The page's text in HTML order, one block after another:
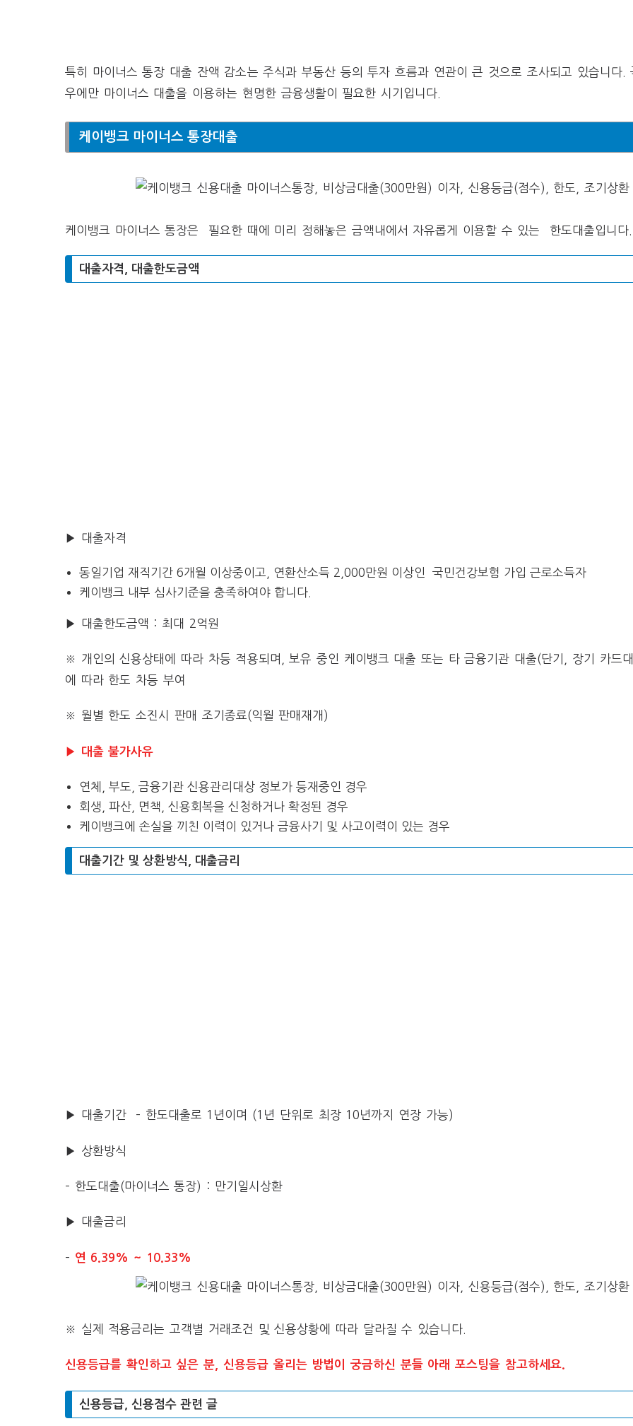
특히 마이너스 통장 대출 잔액 감소는 주식과 부동산 등의 투자 흐름과 연관이 큰 것으로 조사되고 있습니다.
우에만 마이너스 대출을 이용하는 현명한 금융생활이 필요한 시기입니다.
케이뱅크 마이너스 통장대출
케이뱅크 마이너스 통장은 필요한 때에 미리 정해놓은 금액내에서 자유롭게 이용할 수 있는 한도대출입니다.
대출자격, 대출한도금액
▶ 대출자격
동일기업 재직기간 6개월 이상중이고, 연환산소득 2,000만원 이상인 국민건강보험 가입 근로소득자
케이뱅크 내부 심사기준을 충족하여야 합니다.
▶ 대출한도금액 : 최대 2억원
※ 개인의 신용상태에 따라 차등 적용되며, 보유 중인 케이뱅크 대출 또는 타 금융기관 대출(단기, 장기 카드
에 따라 한도 차등 부여
※ 월별 한도 소진시 판매 조기종료(익월 판매재개)
▶ 대출 불가사유
연체, 부도, 금융기관 신용관리대상 정보가 등재중인 경우
회생, 파산, 면책, 신용회복을 신청하거나 확정된 경우
케이뱅크에 손실을 끼친 이력이 있거나 금융사기 및 사고이력이 있는 경우
대출기간 및 상환방식, 대출금리
▶ 대출기간 – 한도대출로 1년이며 (1년 단위로 최장 10년까지 연장 가능)
▶ 상환방식
– 한도대출(마이너스 통장) : 만기일시상환
▶ 대출금리
– 연 6.39% ~ 10.33%
※ 실제 적용금리는 고객별 거래조건 및 신용상황에 따라 달라질 수 있습니다.
신용등급를 확인하고 싶은 분, 신용등급 올리는 방법이 궁금하신 분들 아래 포스팅을 참고하세요.
신용등급, 신용점수 관련 글